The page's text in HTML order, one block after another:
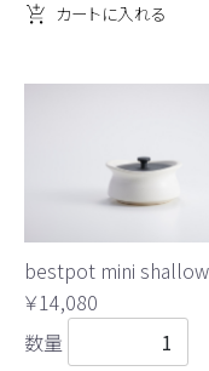
カートに入れる
bestpot mini shallow
￥14,080
数量